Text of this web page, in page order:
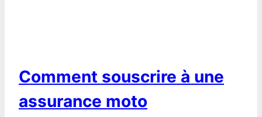
Comment souscrire à une
assurance moto